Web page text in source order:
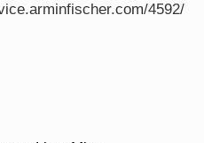
4592/